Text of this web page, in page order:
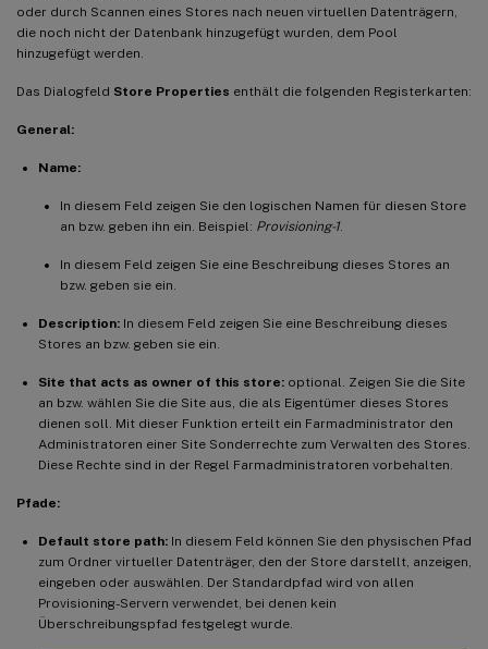
oder durch Scannen eines Stores nach neuen virtuellen Datenträgern,
die noch nicht der Datenbank hinzugefügt wurden, dem Pool
hinzugefügt werden.
Das Dialogfeld Store Properties enthält die folgenden Registerkarten:
General:
Name:
In diesem Feld zeigen Sie den logischen Namen für diesen Store
an bzw. geben ihn ein. Beispiel: Provisioning-1.
In diesem Feld zeigen Sie eine Beschreibung dieses Stores an
bzw. geben sie ein.
Description: In diesem Feld zeigen Sie eine Beschreibung dieses
Stores an bzw. geben sie ein.
Site that acts as owner of this store: optional. Zeigen Sie die Site
an bzw. wählen Sie die Site aus, die als Eigentümer dieses Stores
dienen soll. Mit dieser Funktion erteilt ein Farmadministrator den
Administratoren einer Site Sonderrechte zum Verwalten des Stores.
Diese Rechte sind in der Regel Farmadministratoren vorbehalten.
Pfade:
Default store path: In diesem Feld können Sie den physischen Pfad
zum Ordner virtueller Datenträger, den der Store darstellt, anzeigen,
eingeben oder auswählen. Der Standardpfad wird von allen
Provisioning-Servern verwendet, bei denen kein
Überschreibungspfad festgelegt wurde.